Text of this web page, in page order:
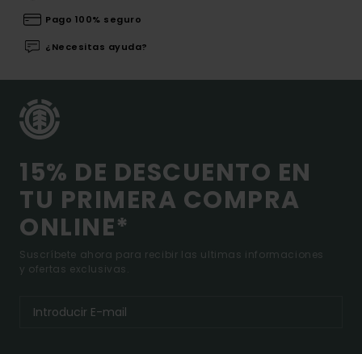
Pago 100% seguro
¿Necesitas ayuda?
15% DE DESCUENTO EN
TU PRIMERA COMPRA
ONLINE*
Suscríbete ahora para recibir las ultimas informaciones
y ofertas exclusivas.